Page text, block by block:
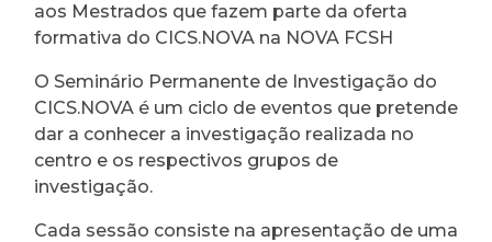
aos Mestrados que fazem parte da oferta
formativa do CICS.NOVA na NOVA FCSH
O Seminário Permanente de Investigação do
CICS.NOVA é um ciclo de eventos que pretende
dar a conhecer a investigação realizada no
centro e os respectivos grupos de
investigação.
Cada sessão consiste na apresentação de uma